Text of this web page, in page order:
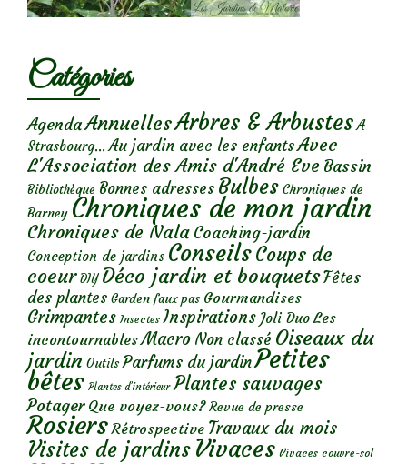
Catégories
AgendaAnnuellesArbres & Arbustes A
Strasbourg... Au jardin avec les enfantsAvec
L'Association des Amis d'André Eve Bassin
Bibliothèque Bonnes adresses Bulbes Chroniques de
Barney Chroniques de mon jardin
Chroniques de Nala Coaching-jardin
Conception de jardins ConseilsCoups de
coeur DIY Déco jardin et bouquetsFêtes
des plantes Garden faux pas Gourmandises
Grimpantes Insectes Inspirations Joli Duo Les
incontournables Macro Non classé Oiseaux du
jardin Outils Parfums du jardinPetites
bêtes Plantes d’intérieur Plantes sauvages
Potager Que voyez-vous? Revue de presse
Rosiers Rétrospective Travaux du mois
Visites de jardins Vivaces Vivaces couvre-sol